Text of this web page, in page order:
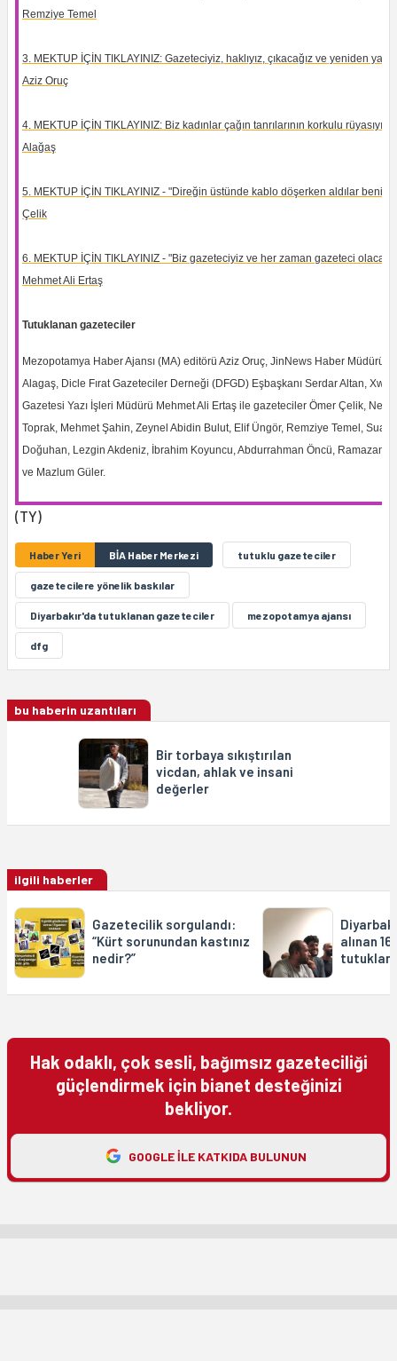
Remziye Temel
3. MEKTUP İÇİN TIKLAYINIZ: Gazeteciyiz, haklıyız, çıkacağız ve yeniden
Aziz Oruç
4. MEKTUP İÇİN TIKLAYINIZ: Biz kadınlar çağın tanrılarının korkulu rüyasıyız
Alağaş
5. MEKTUP İÇİN TIKLAYINIZ - "Direğin üstünde kablo döşerken aldılar beni" -
Çelik
6. MEKTUP İÇİN TIKLAYINIZ - "Biz gazeteciyiz ve her zaman gazeteci
Mehmet Ali Ertaş
Tutuklanan gazeteciler
Mezopotamya Haber Ajansı (MA) editörü Aziz Oruç, JinNews Haber Müdürü
Alagaş, Dicle Fırat Gazeteciler Derneği (DFGD) Eşbaşkanı Serdar Altan,
Gazetesi Yazı İşleri Müdürü Mehmet Ali Ertaş ile gazeteciler Ömer Çelik, Neşe
Toprak, Mehmet Şahin, Zeynel Abidin Bulut, Elif Üngör, Remziye Temel, Suat
Doğuhan, Lezgin Akdeniz, İbrahim Koyuncu, Abdurrahman Öncü, Ramazan
ve Mazlum Güler.
(TY)
Haber Yeri BİA Haber Merkezi tutuklu gazeteciler
gazetecilere yönelik baskılar
Diyarbakır'da tutuklanan gazeteciler mezopotamya ajansı
dfg
bu haberin uzantıları
Bir torbaya sıkıştırılan
vicdan, ahlak ve insani
değerler
ilgili haberler
Gazetecilik sorgulandı:
“Kürt sorunundan kastınız
nedir?”
alınan
Hak odaklı, çok sesli, bağımsız gazeteciliği
güçlendirmek için bianet desteğinizi
bekliyor.
GOOGLE ILE KATKIDA BULUNUN